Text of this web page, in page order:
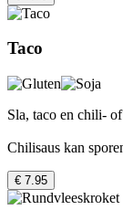
Taco
Sla, taco en chili-
Chilisaus kan
€ 7.95